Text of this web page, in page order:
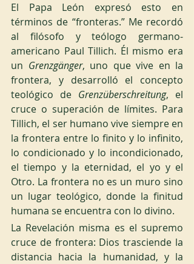
El Papa León expresó esto en
términos de “fronteras.” Me recordó
al filósofo y teólogo germano-
americano Paul Tillich. Él mismo era
un Grenzgänger, uno que vive en la
frontera, y desarrolló el concepto
teológico de Grenzüberschreitung, el
cruce o superación de límites. Para
Tillich, el ser humano vive siempre en
la frontera entre lo finito y lo infinito,
lo condicionado y lo incondicionado,
el tiempo y la eternidad, el yo y el
Otro. La frontera no es un muro sino
un lugar teológico, donde la finitud
humana se encuentra con lo divino.
La Revelación misma es el supremo
cruce de frontera: Dios trasciende la
distancia hacia la humanidad, y la